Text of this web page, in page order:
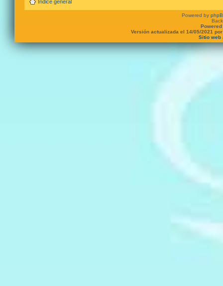
Índice general
Powered by
Versión actualizada el 14/05/2021
Sitio web